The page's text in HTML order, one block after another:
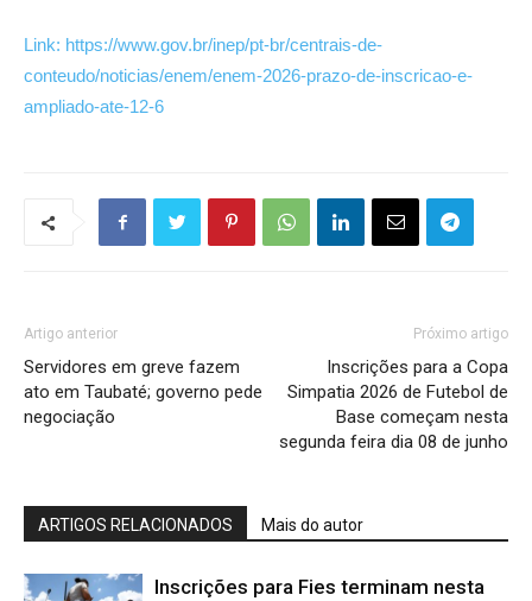
Link: https://www.gov.br/inep/pt-br/centrais-de-
conteudo/noticias/enem/enem-2026-prazo-de-inscricao-e-
ampliado-ate-12-6
Artigo anterior
Servidores em greve fazem
ato em Taubaté; governo pede
negociação
Próximo artigo
Inscrições para a Copa
Simpatia 2026 de Futebol de
Base começam nesta
segunda feira dia 08 de junho
ARTIGOS RELACIONADOS Mais do autor
Inscrições para Fies terminam nesta